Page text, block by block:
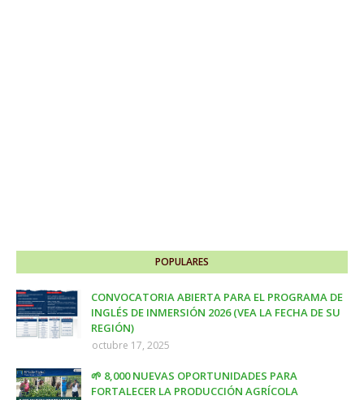
POPULARES
CONVOCATORIA ABIERTA PARA EL PROGRAMA DE
INGLÉS DE INMERSIÓN 2026 (VEA LA FECHA DE SU
REGIÓN)
octubre 17, 2025
🌱 8,000 NUEVAS OPORTUNIDADES PARA
FORTALECER LA PRODUCCIÓN AGRÍCOLA